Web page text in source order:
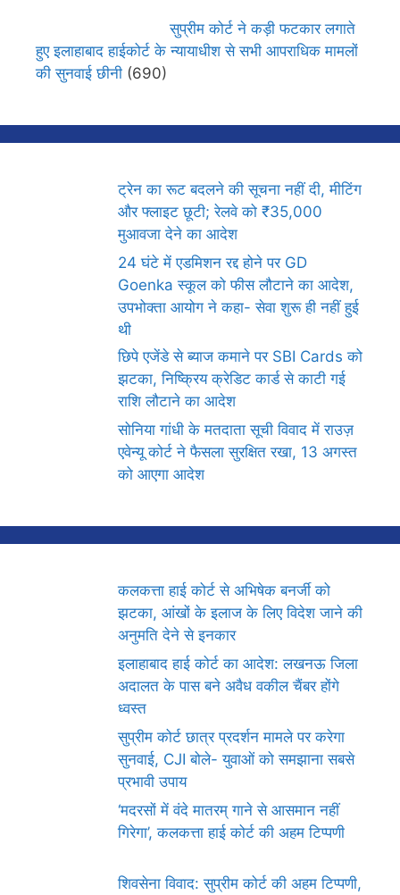
सुप्रीम कोर्ट ने कड़ी फटकार लगाते
हुए इलाहाबाद हाईकोर्ट के न्यायाधीश से सभी आपराधिक मामलों
की सुनवाई छीनी (690)
ट्रेन का रूट बदलने की सूचना नहीं दी, मीटिंग
और फ्लाइट छूटी; रेलवे को ₹35,000
मुआवजा देने का आदेश
24 घंटे में एडमिशन रद्द होने पर GD
Goenka स्कूल को फीस लौटाने का आदेश,
उपभोक्ता आयोग ने कहा- सेवा शुरू ही नहीं हुई
थी
छिपे एजेंडे से ब्याज कमाने पर SBI Cards को
झटका, निष्क्रिय क्रेडिट कार्ड से काटी गई
राशि लौटाने का आदेश
सोनिया गांधी के मतदाता सूची विवाद में राउज़
एवेन्यू कोर्ट ने फैसला सुरक्षित रखा, 13 अगस्त
को आएगा आदेश
कलकत्ता हाई कोर्ट से अभिषेक बनर्जी को
झटका, आंखों के इलाज के लिए विदेश जाने की
अनुमति देने से इनकार
इलाहाबाद हाई कोर्ट का आदेश: लखनऊ जिला
अदालत के पास बने अवैध वकील चैंबर होंगे
ध्वस्त
सुप्रीम कोर्ट छात्र प्रदर्शन मामले पर करेगा
सुनवाई, CJI बोले- युवाओं को समझाना सबसे
प्रभावी उपाय
‘मदरसों में वंदे मातरम् गाने से आसमान नहीं
गिरेगा’, कलकत्ता हाई कोर्ट की अहम टिप्पणी
शिवसेना विवाद: सुप्रीम कोर्ट की अहम टिप्पणी,